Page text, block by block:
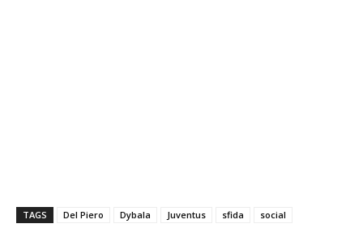
TAGS Del Piero Dybala Juventus sfida social